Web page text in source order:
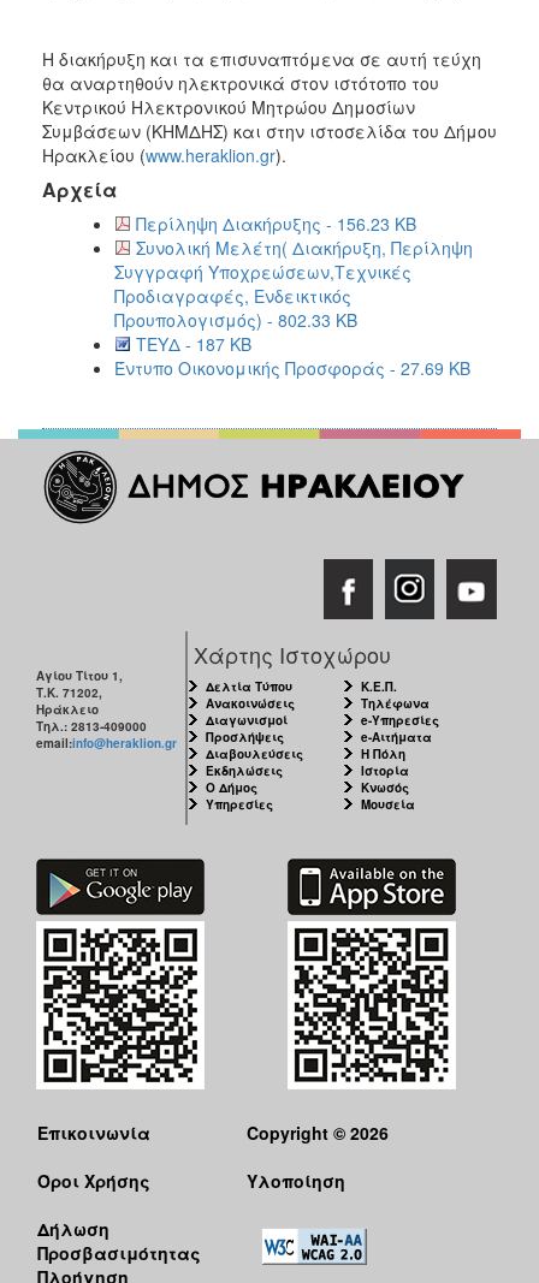
Η διακήρυξη και τα επισυναπτόμενα σε αυτή τεύχη
θα αναρτηθούν ηλεκτρονικά στον ιστότοπο του
Κεντρικού Ηλεκτρονικού Μητρώου Δημοσίων
Συμβάσεων (ΚΗΜΔΗΣ) και στην ιστοσελίδα του Δήμου
Ηρακλείου (www.heraklion.gr).
Αρχεία
Περίληψη Διακήρυξης - 156.23 KB
Συνολική Μελέτη( Διακήρυξη, Περίληψη
Συγγραφή Υποχρεώσεων,Τεχνικές
Προδιαγραφές, Ενδεικτικός
Προυπολογισμός) - 802.33 KB
ΤΕΥΔ - 187 KB
Έντυπο Οικονομικής Προσφοράς - 27.69 KB
Αγίου Τίτου 1,
Τ.Κ. 71202,
Ηράκλειο
Τηλ.: 2813-409000
email:info@heraklion.gr
Χάρτης Ιστοχώρου
Δελτία Τύπου
Ανακοινώσεις
Διαγωνισμοί
Προσλήψεις
Διαβουλεύσεις
Εκδηλώσεις
Ο Δήμος
Υπηρεσίες
Κ.Ε.Π.
Τηλέφωνα
e-Υπηρεσίες
e-Αιτήματα
Η Πόλη
Ιστορία
Κνωσός
Μουσεία
Επικοινωνία
Όροι Χρήσης
Δήλωση
Προσβασιμότητας
Πλοήγηση
Copyright © 2026
Υλοποίηση